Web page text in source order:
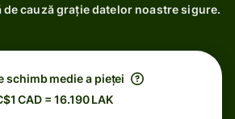
cauză grație datelor noastre sigure.
schimb medie a pieței
CAD = 16.190 LAK